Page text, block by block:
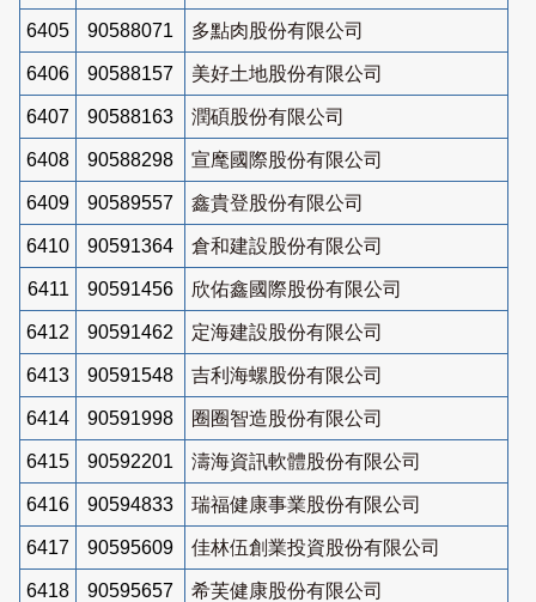
6405 90588071 多點肉股份有限公司
6406 90588157 美好土地股份有限公司
6407 90588163 潤碩股份有限公司
6408 90588298 宣麾國際股份有限公司
6409 90589557 鑫貴登股份有限公司
6410 90591364 倉和建設股份有限公司
6411 90591456 欣佑鑫國際股份有限公司
6412 90591462 定海建設股份有限公司
6413 90591548 吉利海螺股份有限公司
6414 90591998 圈圈智造股份有限公司
6415 90592201 濤海資訊軟體股份有限公司
6416 90594833 瑞福健康事業股份有限公司
6417 90595609 佳林伍創業投資股份有限公司
6418 90595657 希芙健康股份有限公司